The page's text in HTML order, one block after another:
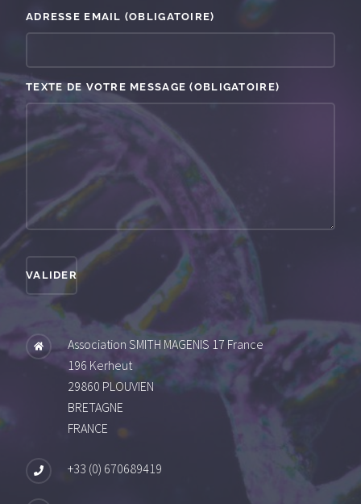
ADRESSE EMAIL (OBLIGATOIRE)
TEXTE DE VOTRE MESSAGE(OBLIGATOIRE)
VALIDER
Association SMITH MAGENIS 17 France
196 Kerheut
29860 PLOUVIEN
BRETAGNE
FRANCE
+33 (0) 670689419